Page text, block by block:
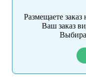
Размещаете
Ваш заказ